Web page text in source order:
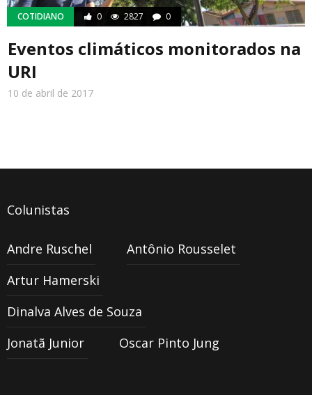
COTIDIANO 0 2827 0
Eventos climáticos monitorados na
URI
10 de abril de 2017
Colunistas
Andre Ruschel
Antônio Rousselet
Artur Hamerski
Dinalva Alves de Souza
Jonatã Junior
Oscar Pinto Jung